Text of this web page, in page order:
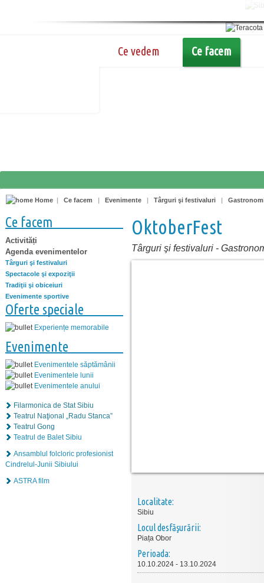
Ce vedem Ce facem
Home | Ce facem | Evenimente | Târguri şi festivaluri |
Ce facem
Activități
Agenda evenimentelor
Târguri şi festivaluri
Spectacole şi expoziţii
Tradiţii şi obiceiuri
Evenimente sportive
Oferte speciale
Experiențe memorabile
Evenimente
Evenimentele săptămânii
Evenimentele lunii
Evenimentele anului
Filarmonica de Stat Sibiu
Teatrul Naţional „Radu Stanca”
Teatrul Gong
Teatrul de Balet Sibiu
Ansamblul folcloric profesionist
Cindrelul-Junii Sibiului
ASTRA film
OktoberFest
Târguri şi festivaluri -
Localitate:
Sibiu
Locul desfăşurării:
Piața Obor
Perioada:
10.10.2024 - 13.10.2024